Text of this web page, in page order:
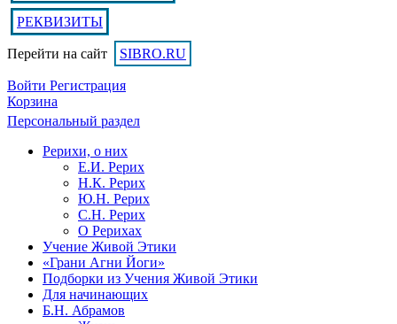
РЕКВИЗИТЫ
Перейти на сайт SIBRO.RU
Войти Регистрация
Корзина
Персональный раздел
Рерихи, о них
Е.И. Рерих
Н.К. Рерих
Ю.Н. Рерих
С.Н. Рерих
О Рерихах
Учение Живой Этики
«Грани Агни Йоги»
Подборки из Учения Живой Этики
Для начинающих
Б.Н. Абрамов